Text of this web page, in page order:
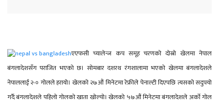
एएफसी च्यालेन्ज कप समूह चरणको दोस्रो खेलमा नेपाल
बंगलादेशसँग पराजित भएको छ। सोमबार दशरथ रंगशालामा भएको खेलमा बंगलादेशले
नेपाललाई २-० गोलले हरायो। खेलको २७औं मिनेटमा रेफ्रीले पेनाल्टी दिएपछि त्यसको सदुपयो
गर्दै बंगलादेशले पहिलो गोलको खाता खोल्यो। खेलको ५७‍औं मिनेटमा बंगलादेशले अर्को गोल